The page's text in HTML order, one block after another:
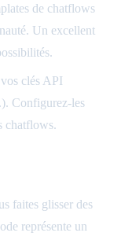
de chatflows
Un excellent
clés API
Configurez-les
chatflows.
faites glisser des
représente un